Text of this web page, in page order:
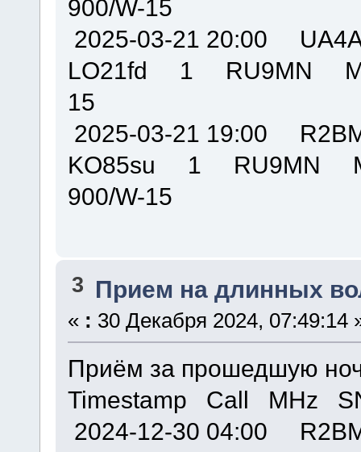
900/W-15
2025-03-21 20:00
LO21fd 1 RU9MN
15
2025-03-21 19:00
KO85su 1 RU9MN
900/W-15
3 Прием на длинных
« : 30 Декабря 2024, 07:49:14
Приём за прошедшую
Timestamp Call MHz
2024-12-30 04:00